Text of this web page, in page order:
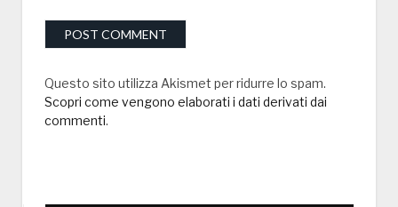
Questo sito utilizza Akismet per ridurre lo spam.
Scopri come vengono elaborati i dati derivati dai
commenti.